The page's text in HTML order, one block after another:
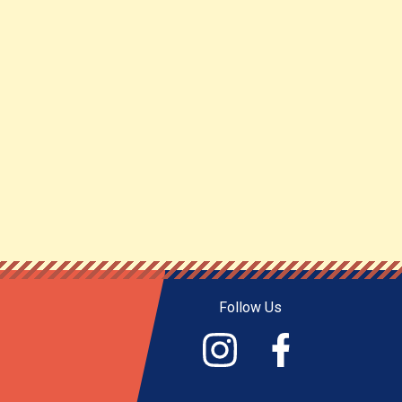
Follow Us